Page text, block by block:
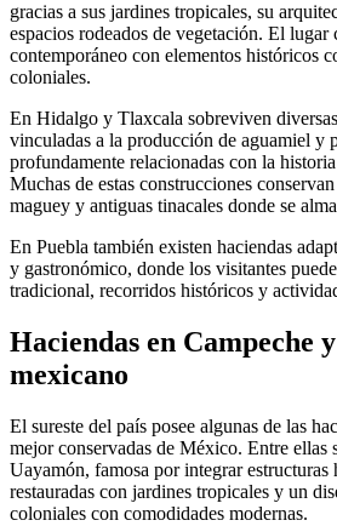
gracias a sus jardines tropicales, su
espacios rodeados de vegetación. El
contemporáneo con elementos históricos
coloniales.
En Hidalgo y Tlaxcala sobreviven
vinculadas a la producción de aguamiel y
profundamente relacionadas con la
Muchas de estas construcciones
maguey y antiguas tinacales donde se
En Puebla también existen haciendas
y gastronómico, donde los visitantes
tradicional, recorridos históricos y
Haciendas en Campeche
mexicano
El sureste del país posee algunas de las
mejor conservadas de México. Entre ellas
Uayamón, famosa por integrar estructuras
restauradas con jardines tropicales y un
coloniales con comodidades modernas.